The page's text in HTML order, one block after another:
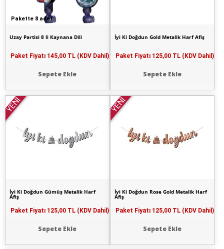
Pakette 8 adet
Uzay Partisi 8 li Kaynana Dili
Paket Fiyatı 145,00 TL (KDV Dahil)
Sepete Ekle
İyi Ki Doğdun Gold Metalik Harf Afiş
Paket Fiyatı 125,00 TL (KDV Dahil)
Sepete Ekle
YENİ
İyi Ki Doğdun Gümüş Metalik Harf
Afiş
Paket Fiyatı 125,00 TL (KDV Dahil)
Sepete Ekle
YENİ
İyi Ki Doğdun Rose Gold Metalik Harf
Afiş
Paket Fiyatı 125,00 TL (KDV Dahil)
Sepete Ekle